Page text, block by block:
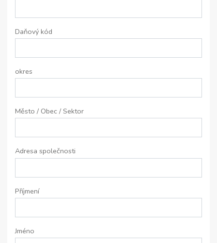
Daňový kód
okres
Město / Obec / Sektor
Adresa společnosti
Příjmení
Jméno